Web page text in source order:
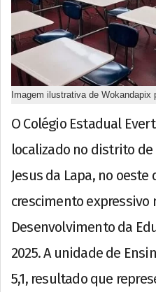
Imagem ilustrativa de Wokandapix
O Colégio Estadual
localizado no distrito de
Jesus da Lapa, no
crescimento expressivo
Desenvolvimento da
2025. A unidade de
5,1, resultado que